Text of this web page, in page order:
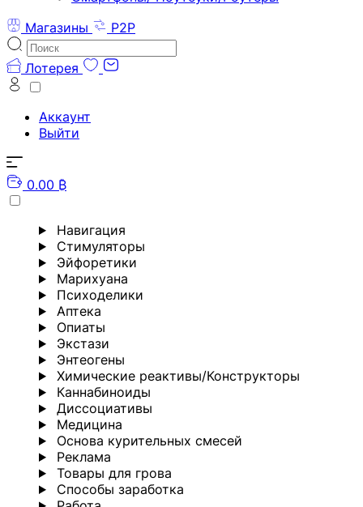
Магазины
P2P
Лотерея
Аккаунт
Выйти
0.00 ₿
Навигация
Стимуляторы
Эйфоретики
Марихуана
Психоделики
Аптека
Опиаты
Экстази
Энтеогены
Химические реактивы/Конструкторы
Каннабиноиды
Диссоциативы
Медицина
Основа курительных смесей
Реклама
Товары для грова
Способы заработка